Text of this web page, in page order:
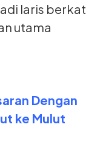
laris berkat
utama
Dengan
ke Mulut